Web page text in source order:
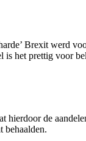
Brexit werd
het prettig voor
de
behaalden.